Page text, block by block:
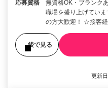
応募資格
無資格OK・ブランク
職場を盛り上げてい
の方大歓迎！ ☆接客
後で見る
更新